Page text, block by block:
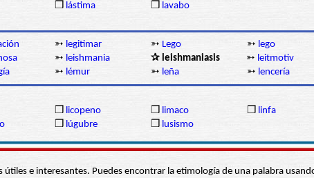
❒ lástima ❒ lavabo
➳ legitimar ➳ Lego ➳ lego
➳ leishmania ✰ leishmaniasis ➳ leitmotiv
➳ lémur ➳ leña ➳ lencería
❒ licopeno ❒ limaco ❒ linfa
❒ lúgubre ❒ lusismo
e interesantes. Puedes encontrar la etimología de una palabra